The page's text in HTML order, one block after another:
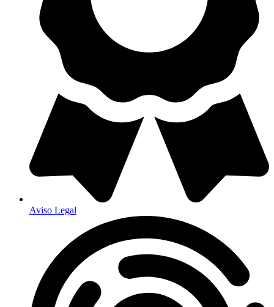
Aviso Legal